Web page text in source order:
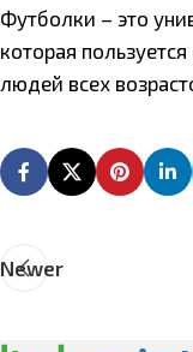
Футболки – это
которая
людей всех
Newer